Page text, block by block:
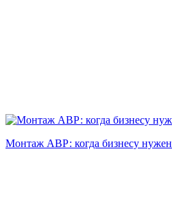
Монтаж АВР: когда бизнесу нужен